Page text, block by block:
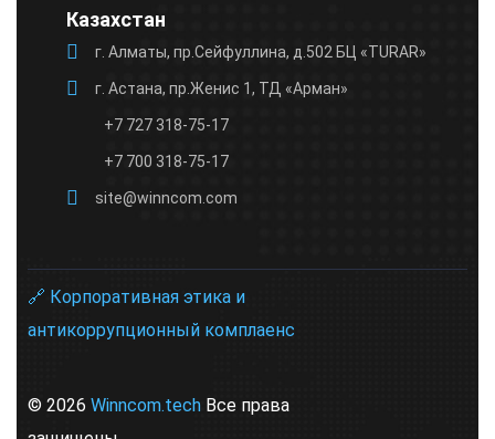
Казахстан
г. Алматы, пр.Сейфуллина, д.502 БЦ «TURAR»
г. Астана, пр.Женис 1, ТД «Арман»
+7 727 318-75-17
+7 700 318-75-17
site@winncom.com
🔗 Корпоративная этика и
антикоррупционный комплаенс
© 2026 Winncom.tech Все права